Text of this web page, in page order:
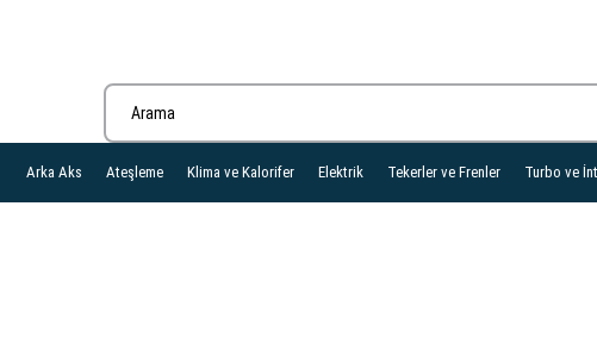
Arka Aks Ateşleme Klima ve Kalorifer Elektrik Tekerler ve Frenler Turbo ve